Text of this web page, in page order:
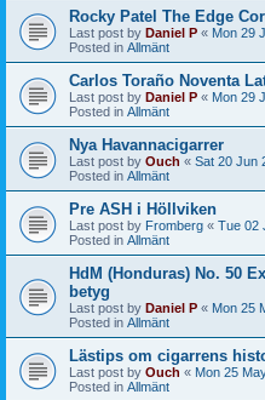
Rocky Patel The Edge
Last post by Daniel P « Mon 29
Posted in Allmänt
Carlos Toraño Noventa
Last post by Daniel P « Mon 29
Posted in Allmänt
Nya Havannacigarrer
Last post by Ouch « Sat 20 Jun
Posted in Allmänt
Pre ASH i Höllviken
Last post by Fromberg « Tue 02
Posted in Allmänt
HdM (Honduras) No. 50
betyg
Last post by Daniel P « Mon 25
Posted in Allmänt
Lästips om cigarrens
Last post by Ouch « Mon 25
Posted in Allmänt